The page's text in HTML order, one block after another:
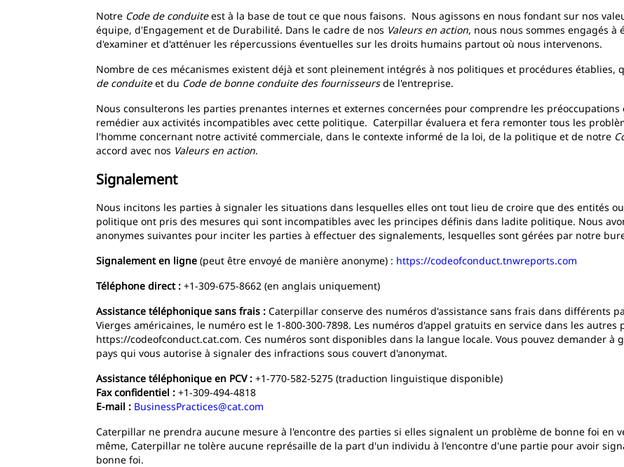
Notre Code de conduiteest à la base de tout ce que nous faisons. Nous agissons en nous fondant sur nos
équipe, d'Engagement et de Durabilité. Dans le cadre de nos Valeurs en action, nous nous sommes engagés
d'examiner et d'atténuer les répercussions éventuelles sur les droits humains partout où nous intervenons.
Nombre de ces mécanismes existent déjà et sont pleinement intégrés à nos politiques et procédures
de conduiteet du Code de bonne conduite des fournisseursde l'entreprise.
Nous consulterons les parties prenantes internes et externes concernées pour comprendre les
remédier aux activités incompatibles avec cette politique. Caterpillar évaluera et fera remonter tous les
l'homme concernant notre activité commerciale, dans le contexte informé de la loi, de la politique et de notre
accord avec nos Valeurs en action.
Signalement
Nous incitons les parties à signaler les situations dans lesquelles elles ont tout lieu de croire que des entités
politique ont pris des mesures qui sont incompatibles avec les principes définis dans ladite politique. Nous
anonymes suivantes pour inciter les parties à effectuer des signalements, lesquelles sont gérées par notre
Signalement en ligne (peut être envoyé de manière anonyme) : https://codeofconduct.tnwreports.com
Téléphone direct : +1-309-675-8662 (en anglais uniquement)
Assistance téléphonique sans frais : Caterpillar conserve des numéros d'assistance sans frais dans différents
Vierges américaines, le numéro est le 1-800-300-7898. Les numéros d'appel gratuits en service dans les autres
https://codeofconduct.cat.com. Ces numéros sont disponibles dans la langue locale. Vous pouvez demander à
pays qui vous autorise à signaler des infractions sous couvert d'anonymat.
Assistance téléphonique en PCV : +1-770-582-5275 (traduction linguistique disponible)
Fax confidentiel : +1-309-494-4818
E-mail : BusinessPractices@cat.com
Caterpillar ne prendra aucune mesure à l'encontre des parties si elles signalent un problème de bonne foi en
même, Caterpillar ne tolère aucune représaille de la part d'un individu à l'encontre d'une partie pour avoir
bonne foi.